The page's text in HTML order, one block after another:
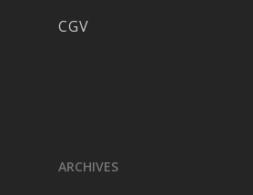
CGV
ARCHIVES